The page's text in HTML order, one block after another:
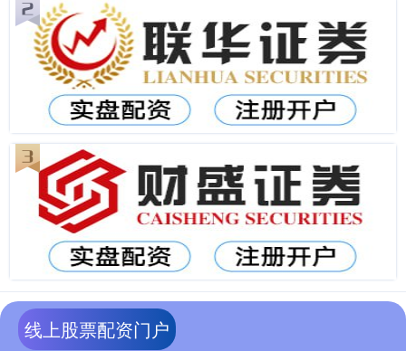
线上股票配资门户